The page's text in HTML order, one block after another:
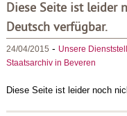
Diese Seite ist leider
Deutsch verfügbar.
24/04/2015 - Unsere
Staatsarchiv in Beveren
Diese Seite ist leider noch